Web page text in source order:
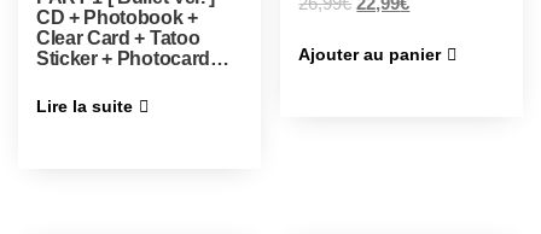
CD + Photobook +
Clear Card + Tatoo
Sticker + Photocard…
Lire la suite
Ajouter au panier